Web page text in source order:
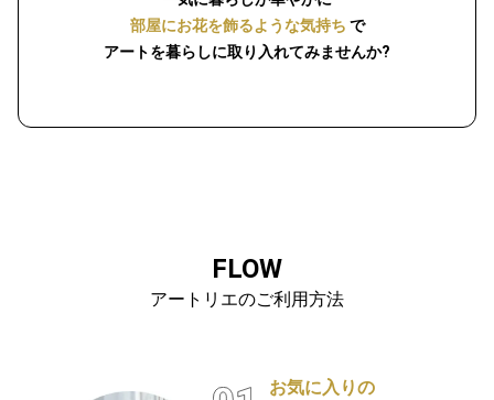
部屋にお花を飾るような気持ち で
アートを暮らしに取り入れてみませんか?
FLOW
アートリエのご利用方法
お気に入りの